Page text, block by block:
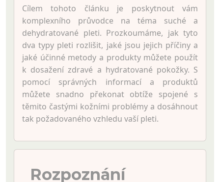
Cílem tohoto článku je poskytnout vám
komplexního průvodce na téma suché a
dehydratované pleti. Prozkoumáme, jak tyto
dva typy pleti rozlišit, jaké jsou jejich příčiny a
jaké účinné metody a produkty můžete použít
k dosažení zdravé a hydratované pokožky. S
pomocí správných informací a produktů
můžete snadno překonat obtíže spojené s
těmito častými kožními problémy a dosáhnout
tak požadovaného vzhledu vaší pleti.
Rozpoznání